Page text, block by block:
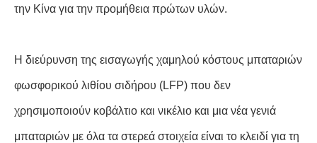
την Κίνα για την προμήθεια πρώτων υλών.
Η διεύρυνση της εισαγωγής χαμηλού κόστους μπαταριών
φωσφορικού λιθίου σιδήρου (LFP) που δεν
χρησιμοποιούν κοβάλτιο και νικέλιο και μια νέα γενιά
μπαταριών με όλα τα στερεά στοιχεία είναι το κλειδί για τη